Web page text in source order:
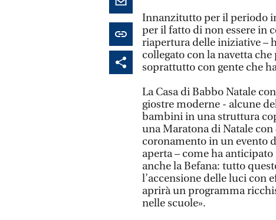
Innanzitutto per il periodo
per il fatto di non essere in
riapertura delle iniziative –
collegato con la navetta
soprattutto con gente che
La Casa di Babbo Natale
giostre moderne - alcune
bambini in una struttura
una Maratona di Natale
coronamento in un evento
aperta – come ha
anche la Befana: tutto
l’accensione delle luci con
aprirà un programma
nelle scuole».